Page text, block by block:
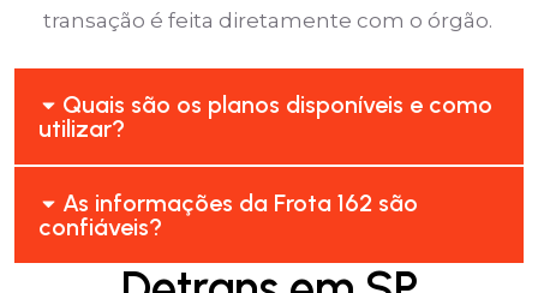
transação é feita diretamente com o órgão.
Quais são os planos disponíveis e como
utilizar?
As informações da Frota 162 são
confiáveis?